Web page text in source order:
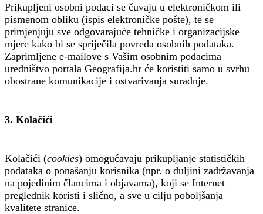
Prikupljeni osobni podaci se čuvaju u elektroničkom ili
pismenom obliku (ispis elektroničke pošte), te se
primjenjuju sve odgovarajuće tehničke i organizacijske
mjere kako bi se spriječila povreda osobnih podataka.
Zaprimljene e-mailove s Vašim osobnim podacima
uredništvo portala Geografija.hr će koristiti samo u svrhu
obostrane komunikacije i ostvarivanja suradnje.
3. Kolačići
Kolačići (cookies) omogućavaju prikupljanje statističkih
podataka o ponašanju korisnika (npr. o duljini zadržavanja
na pojedinim člancima i objavama), koji se Internet
preglednik koristi i slično, a sve u cilju poboljšanja
kvalitete stranice.